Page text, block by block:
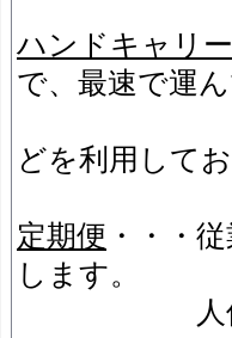
ハンドキャリー
で、最速で運
どを利用して
定期便 ・・・
します。
人件費の